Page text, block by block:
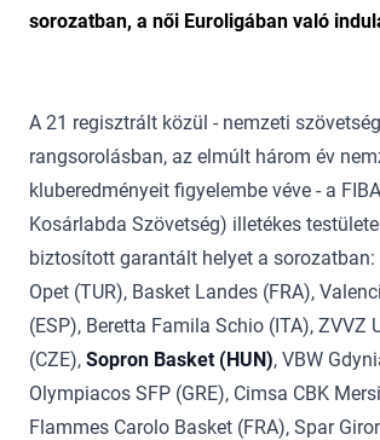
sorozatban, a női Euroligában való
A 21 regisztrált közül - nemzeti
rangsorolásban, az elmúlt három év
kluberedményeit figyelembe véve - a
Kosárlabda Szövetség) illetékes
biztosított garantált helyet a sorozatban:
Opet (TUR), Basket Landes (FRA),
(ESP), Beretta Famila Schio (ITA), ZVVZ
(CZE), Sopron Basket (HUN), VBW
Olympiacos SFP (GRE), Cimsa CBK
Flammes Carolo Basket (FRA), Spar